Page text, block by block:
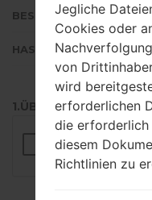
BESCHREIBUNG
HASH
1.ÜBERPRÜFEN SIE
Jegliche
Cookies oder
von
wird
erforderlichen
die erforderlich
diesem
Richtlinien zu